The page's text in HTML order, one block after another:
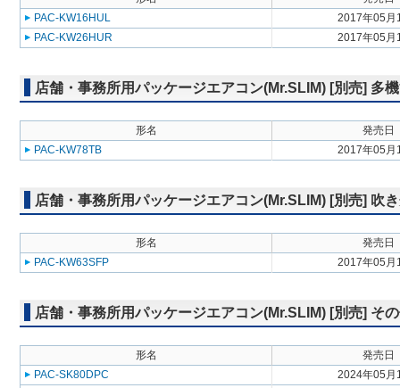
PAC-KW16HUL
2017年05月
PAC-KW26HUR
2017年05月
店舗・事務所用パッケージエアコン(Mr.SLIM) [別売] 多
形名
発売日
PAC-KW78TB
2017年05月
店舗・事務所用パッケージエアコン(Mr.SLIM) [別売] 吹
形名
発売日
PAC-KW63SFP
2017年05月
店舗・事務所用パッケージエアコン(Mr.SLIM) [別売] そ
形名
発売日
PAC-SK80DPC
2024年05月